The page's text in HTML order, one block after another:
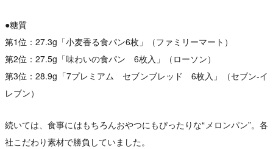
●糖質
第1位：27.3g「小麦香る食パン6枚」（ファミリーマート）
第2位：27.5g「味わいの食パン 6枚入」（ローソン）
第3位：28.9g「7プレミアム セブンブレッド 6枚入」（セブン-イ
レブン）
続いては、食事にはもちろんおやつにもぴったりな“メロンパン”。各
社こだわり素材で勝負していました。